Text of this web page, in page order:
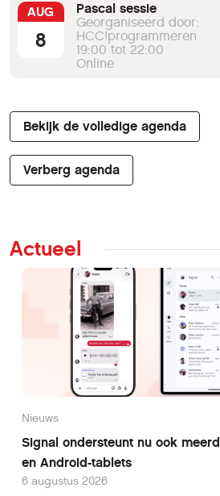
AUG
8
Pascal sessie
Georganiseerd door:
HCC!programmeren
19:00 tot 22:00
Online
Bekijk de volledige agenda
Verberg agenda
Actueel
Nieuws
Signal ondersteunt nu ook
en Android-tablets
6 augustus 2026